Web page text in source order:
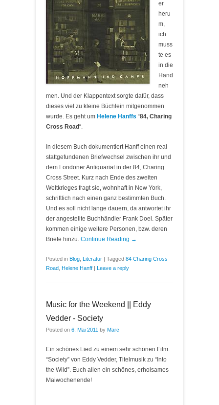
er
heru
m,
ich
muss
te es
in die
Hand
neh
men. Und der Klappentext sorgte dafür, dass
dieses viel zu kleine Büchlein mitgenommen
wurde. Es geht um Helene Hanffs “84, Charing
Cross Road“.
In diesem Buch dokumentiert Hanff einen real
stattgefundenen Briefwechsel zwischen ihr und
dem Londoner Antiquariat in der 84, Charing
Cross Street. Kurz nach Ende des zweiten
Weltkrieges fragt sie, wohnhaft in New York,
schriftlich nach einen ganz bestimmten Buch.
Und es soll nicht lange dauern, da antwortet ihr
der angestellte Buchhändler Frank Doel. Später
kommen einige weitere Personen, bzw. deren
Briefe hinzu. Continue Reading →
Posted in Blog Literatur | Tagged 84 Charing Cross
Road Helene Hanff | Leave a reply
Music for the Weekend || Eddy
Vedder - Society
Posted on 6. Mai 2011 by Marc
Ein schönes Lied zu einem sehr schönen Film:
“Society” von Eddy Vedder, Titelmusik zu “Into
the Wild”. Euch allen ein schönes, erholsames
Maiwochenende!